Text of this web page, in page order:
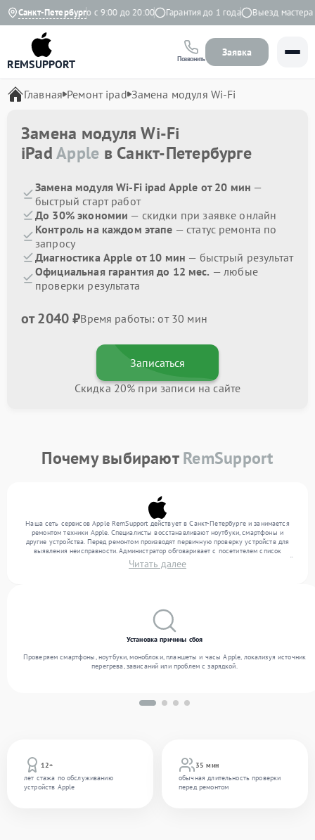
Санкт-Петербург
Ежедневно с 9:00 до 20:00 Гарантия до 1 года Выезд мастера
REMSUPPORT Позвонить
Заявка
Главная Ремонт ipad Замена модуля Wi-Fi
Замена модуля Wi-Fi
iPadApple в Санкт-Петербурге
Замена модуля Wi-Fi ipad Apple от 20 мин —
быстрый старт работ
До 30% экономии — скидки при заявке онлайн
Контроль на каждом этапе — статус ремонта по
запросу
Диагностика Apple от 10 мин — быстрый результат
Официальная гарантия до 12 мес. — любые
проверки результата
от 2040 ₽Время работы: от 30 мин
Записаться
Скидка 20% при записи на сайте
Почему выбираютRemSupport
Наша сеть сервисов Apple RemSupport действует в Санкт-Петербурге и занимается
ремонтом техники Apple. Специалисты восстанавливают ноутбуки, смартфоны и
другие устройства. Перед ремонтом производят первичную проверку устройств для
выявления неисправности. Администратор обговаривает с посетителем список
нужных услуг и цену. Только потом техники осуществляют восстановление с заменой
запчастей по необходимости. По окончании работ их качество подтверждается
Читать далее
12+
лет стажа по обслуживанию
устройств Apple
35 мин
обычная длительность проверки
перед ремонтом
Установка причины сбоя
Проверяем смартфоны, ноутбуки, моноблоки, планшеты и часы Apple, локализуя источник
перегрева, зависаний или проблем с зарядкой.